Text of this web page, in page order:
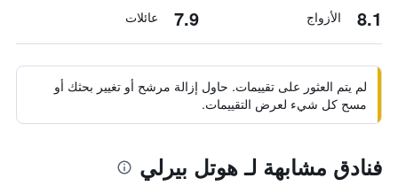
8.1 الأزواج 7.9 عائلات
لم يتم العثور على تقييمات. حاول إزالة مرشح أو تغيير بحثك أو
مسح كل شيء لعرض التقييمات.
فنادق مشابهة لـ هوتل بيرلي